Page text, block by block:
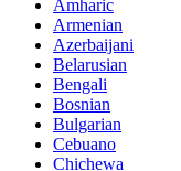
Amharic
Armenian
Azerbaijani
Belarusian
Bengali
Bosnian
Bulgarian
Cebuano
Chichewa